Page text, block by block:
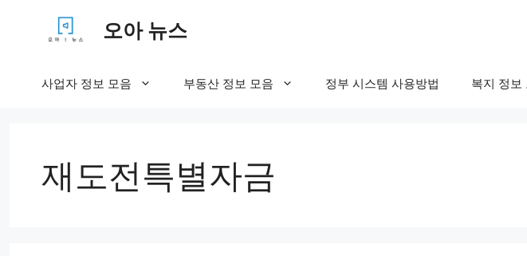
오아 뉴스
사업자 정보 모음 부동산 정보 모음 정부 시스템 사용방법 복지 정보
재도전특별자금